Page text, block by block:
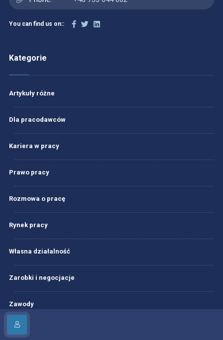
You can find us on::
Kategorie
Artykuły różne
Dla pracodawców
Kariera w pracy
Prawo pracy
Rozmowa o pracę
Rynek pracy
Własna działalność
Zarobki i negocjacje
Zawody
Zdobywanie wiedzy